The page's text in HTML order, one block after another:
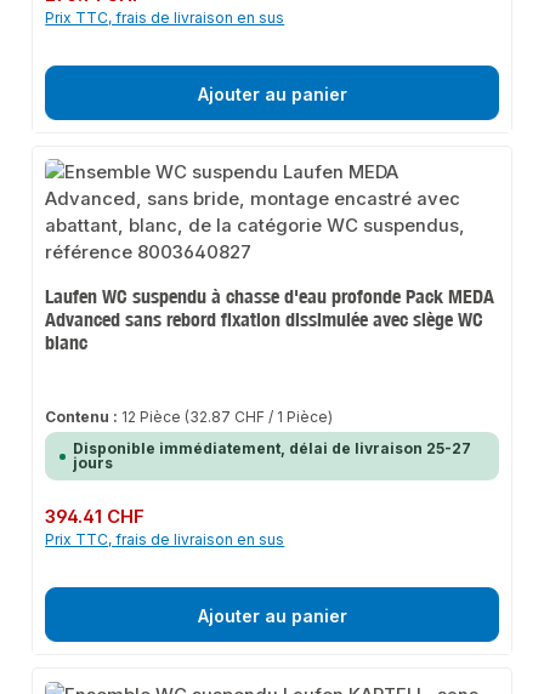
Prix TTC, frais de livraison en sus
Ajouter au panier
Laufen WC suspendu à chasse d'eau profonde Pack MEDA
Advanced sans rebord fixation dissimulée avec siège WC
blanc
Contenu : 12 Pièce (32.87 CHF / 1 Pièce)
Disponible immédiatement, délai de livraison 25-27
jours
Prix régulier :
394.41 CHF
Prix TTC, frais de livraison en sus
Ajouter au panier